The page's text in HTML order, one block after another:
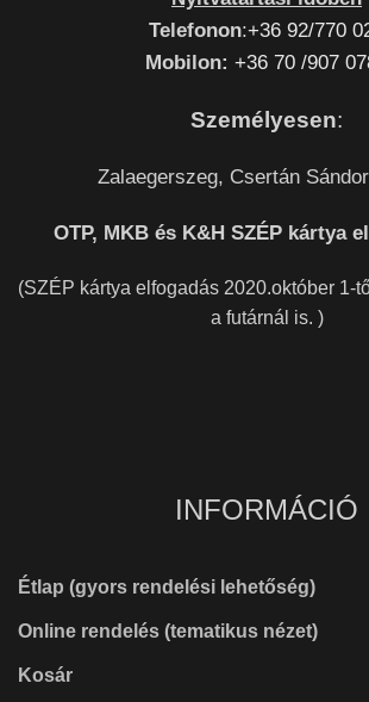
Telefonon:+36 92/770
Mobilon: +36 70 /907
Személyesen:
Zalaegerszeg, Csertán
OTP, MKB és K&H SZÉP kártya
(SZÉP kártya elfogadás 2020.október 1-
a futárnál is. )
INFORMÁCIÓ
Étlap (gyors rendelési lehetőség)
Online rendelés (tematikus nézet)
Kosár